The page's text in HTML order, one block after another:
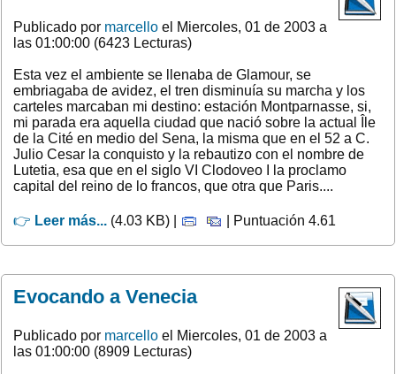
Publicado por marcello el Miercoles, 01 de 2003 a
las 01:00:00 (6423 Lecturas)
Esta vez el ambiente se llenaba de Glamour, se
embriagaba de avidez, el tren disminuía su marcha y los
carteles marcaban mi destino: estación Montparnasse, si,
mi parada era aquella ciudad que nació sobre la actual Île
de la Cité en medio del Sena, la misma que en el 52 a C.
Julio Cesar la conquisto y la rebautizo con el nombre de
Lutetia, esa que en el siglo VI Clodoveo I la proclamo
capital del reino de lo francos, que otra que Paris....
👉 Leer más... (4.03 KB) | | Puntuación 4.61
Evocando a Venecia
Publicado por marcello el Miercoles, 01 de 2003 a
las 01:00:00 (8909 Lecturas)